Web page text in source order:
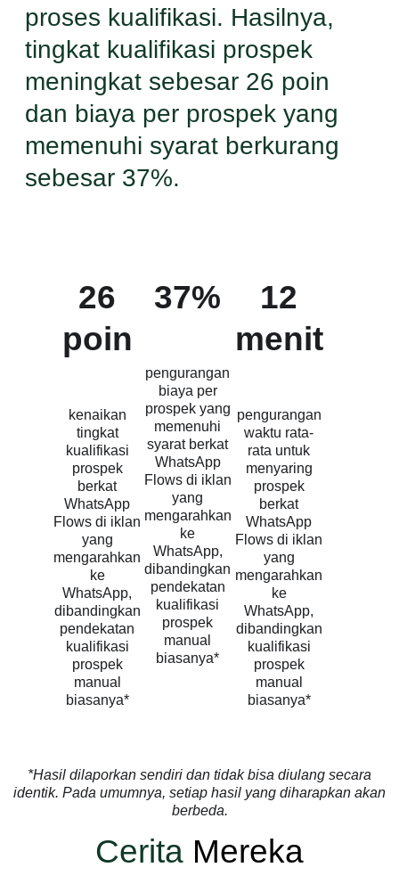
proses kualifikasi. Hasilnya,
tingkat kualifikasi prospek
meningkat sebesar 26 poin
dan biaya per prospek yang
memenuhi syarat berkurang
sebesar 37%.
26
poin
kenaikan
tingkat
kualifikasi
prospek
berkat
WhatsApp
Flows di iklan
yang
mengarahkan
ke
WhatsApp,
dibandingkan
pendekatan
kualifikasi
prospek
manual
biasanya*
37%
pengurangan
biaya per
prospek yang
memenuhi
syarat berkat
WhatsApp
Flows di iklan
yang
mengarahkan
ke
WhatsApp,
dibandingkan
pendekatan
kualifikasi
prospek
manual
biasanya*
12
menit
pengurangan
waktu rata-
rata untuk
menyaring
prospek
berkat
WhatsApp
Flows di iklan
yang
mengarahkan
ke
WhatsApp,
dibandingkan
kualifikasi
prospek
manual
biasanya*
*Hasil dilaporkan sendiri dan tidak bisa diulang secara
identik. Pada umumnya, setiap hasil yang diharapkan akan
berbeda.
Cerita Mereka